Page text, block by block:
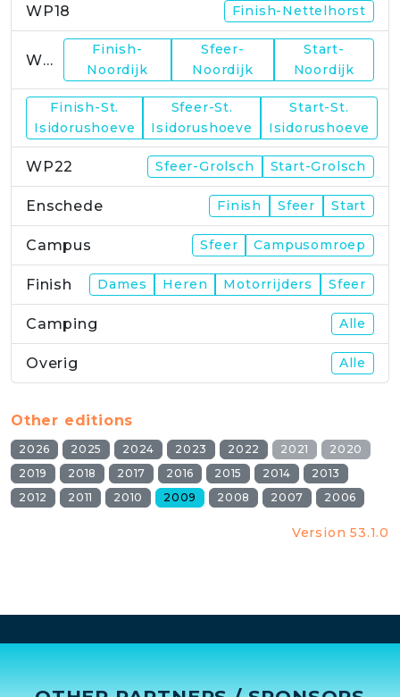
WP18 Finish-Nettelhorst
WP19
Finish-
Noordijk
Sfeer-
Noordijk
Start-
Noordijk
Finish-St.
Isidorushoeve
Sfeer-St.
Isidorushoeve
Start-St.
Isidorushoeve
WP22 Sfeer-Grolsch Start-Grolsch
Enschede Finish Sfeer Start
Campus Sfeer Campusomroep
Finish Dames Heren Motorrijders Sfeer
Camping Alle
Overig Alle
Other editions
2026 2025 2024 2023 2022 2021
2020
2019
2018 2017 2016 2015 2014
2013
2012
2011 2010 2009 2008 2007 2006
Version 53.1.0